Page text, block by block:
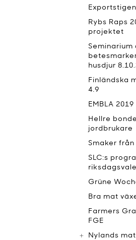
Exportstigen
Rybs Raps
projektet
Seminarium
husdjur
Finländska
4.9
EMBLA 2019
Hellre
jordbrukare
Smaker från
SLC:s
Grüne
Bra mat
Farmers
FGE
Nylands